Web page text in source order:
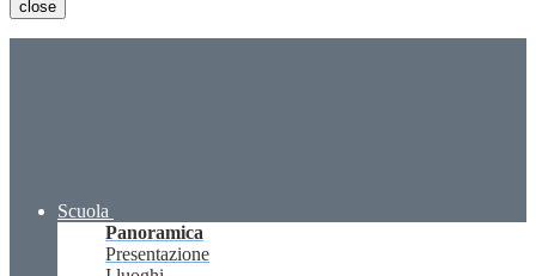
close
Scuola
Panoramica
Presentazione